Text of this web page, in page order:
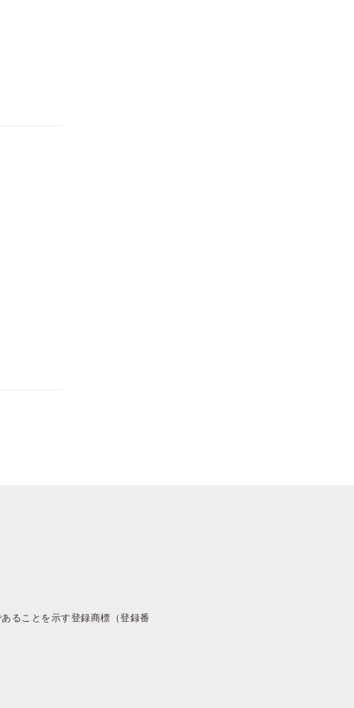
ることを示す登録商標（登録番